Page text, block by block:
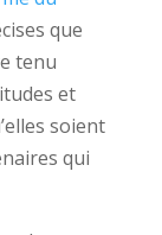
que
tenu
et
soient
qui